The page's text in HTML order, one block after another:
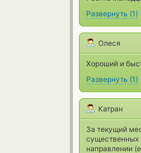
Развернуть (1)
Олеся
Хороший и
Развернуть (1)
Катран
За текущий
существенных
направлении